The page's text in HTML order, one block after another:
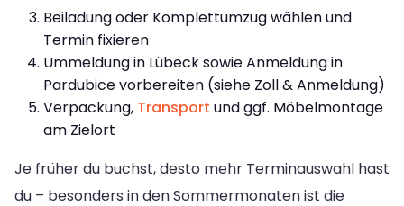
Beiladung oder Komplettumzug wählen und
Termin fixieren
Ummeldung in Lübeck sowie Anmeldung in
Pardubice vorbereiten (siehe Zoll & Anmeldung)
Verpackung, Transport und ggf. Möbelmontage
am Zielort
Je früher du buchst, desto mehr Terminauswahl hast
du – besonders in den Sommermonaten ist die